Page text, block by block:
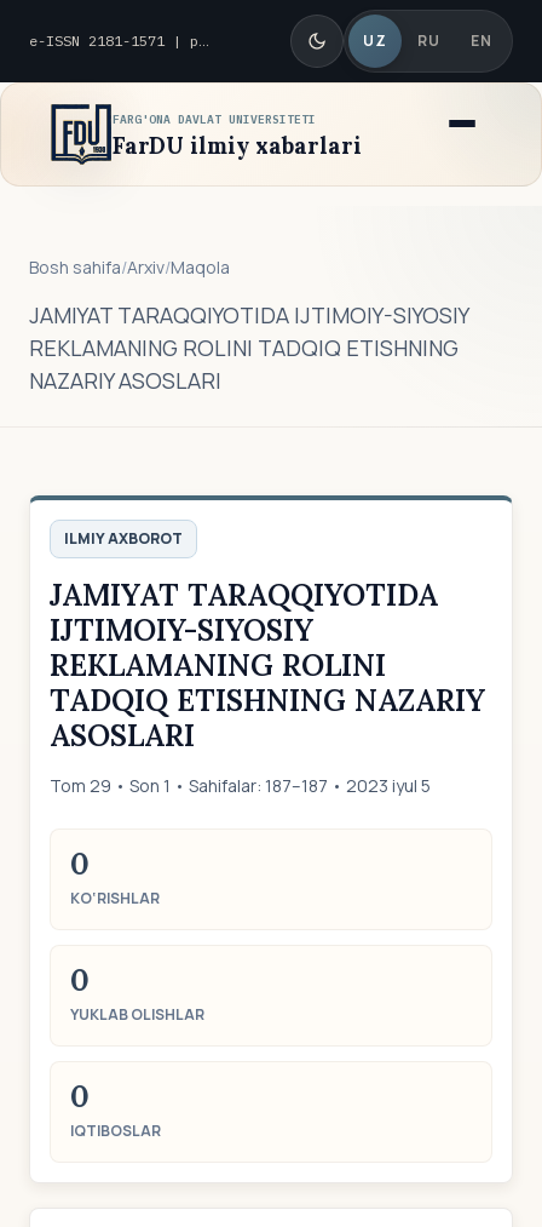
e-ISSN 2181-1571 | p-ISSN 2010-8419 UZ RU EN
FARG'ONA DAVLAT UNIVERSITETI
FarDU ilmiy xabarlari
Bosh sahifa/Arxiv/Maqola
JAMIYAT TARAQQIYOTIDA IJTIMOIY-SIYOSIY
REKLAMANING ROLINI TADQIQ ETISHNING
NAZARIY ASOSLARI
ILMIY AXBOROT
JAMIYAT TARAQQIYOTIDA
IJTIMOIY-SIYOSIY
REKLAMANING ROLINI
TADQIQ ETISHNING NAZARIY
ASOSLARI
Tom 29 • Son 1 • Sahifalar: 187–187 • 2023 iyul 5
0
KO‘RISHLAR
0
YUKLAB OLISHLAR
0
IQTIBOSLAR